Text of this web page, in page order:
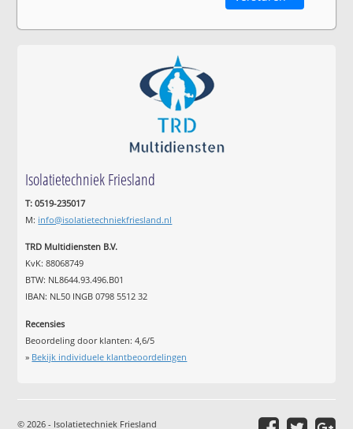
Isolatietechniek Friesland
T: 0519-235017
M: info@isolatietechniekfriesland.nl
TRD Multidiensten B.V.
KvK: 88068749
BTW: NL8644.93.496.B01
IBAN: NL50 INGB 0798 5512 32
Recensies
Beoordeling door klanten:4,6/5
» Bekijk individuele klantbeoordelingen
© 2026 - Isolatietechniek Friesland